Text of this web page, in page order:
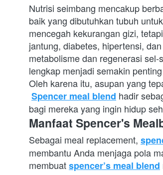
Nutrisi seimbang mencakup
baik yang dibutuhkan tubuh
mencegah kekurangan gizi,
jantung, diabetes, hipertensi,
metabolisme dan regenerasi
lengkap menjadi semakin
Oleh karena itu, asupan yang
Spencer meal blend hadir
bagi mereka yang ingin hidup
Manfaat Spencer's
Sebagai meal replacement,
membantu Anda menjaga pola
membuatspencer’s meal blend